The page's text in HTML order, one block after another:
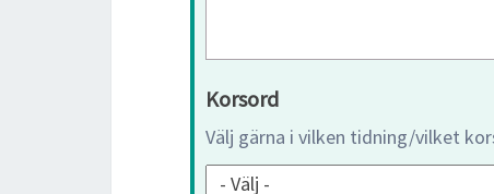
Korsord
Välj gärna i vilken tidning/vilket